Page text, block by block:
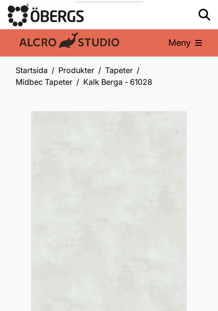
En del av: Meny
Startsida Produkter
Tapeter
Midbec Tapeter
Kalk Berga - 61028